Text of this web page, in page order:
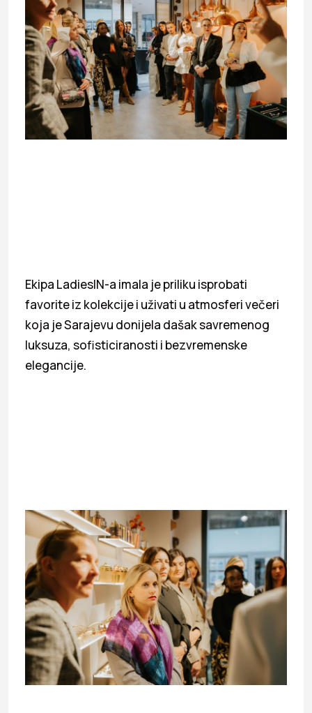
Ekipa LadiesIN-a imala je priliku isprobati
favorite iz kolekcije i uživati u atmosferi večeri
koja je Sarajevu donijela dašak savremenog
luksuza, sofisticiranosti i bezvremenske
elegancije.